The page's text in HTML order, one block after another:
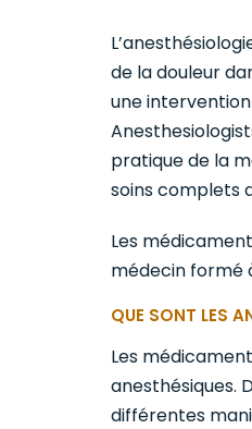
de la douleur
une
pratique de la
soins complets
Les
médecin formé
QUE SONT LES
Les
anesthésiques.
différentes
MédiS 10
DE MORPHINE /